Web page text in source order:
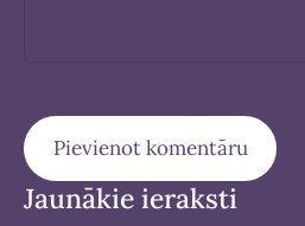
Jaunākie ieraksti